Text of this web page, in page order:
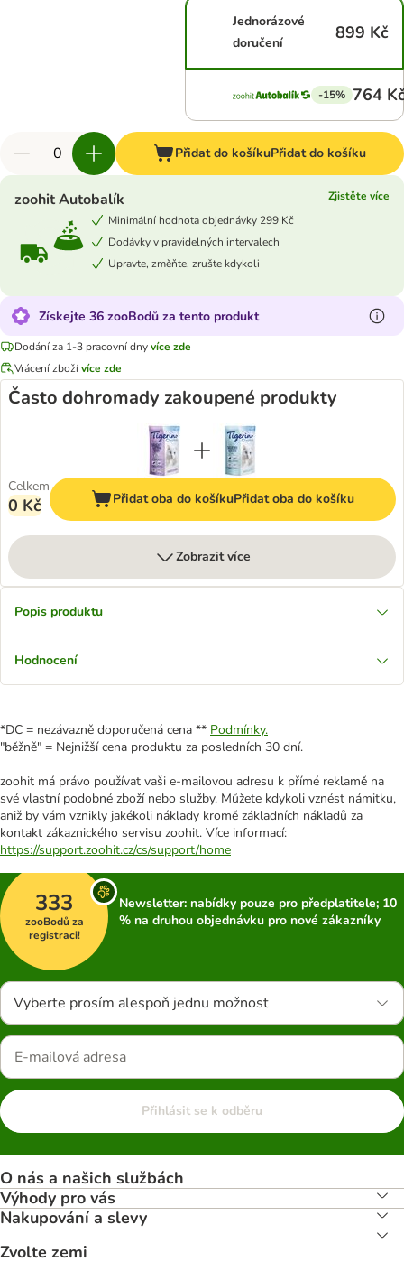
Jednorázové
doručení
899 Kč
-15% 764
Přidat do košíkuPřidat do košíku
zoohit Autobalík
Zjistěte více
Minimální hodnota objednávky 299 Kč
Dodávky v pravidelných intervalech
Upravte, změňte, zrušte kdykoli
Získejte 36 zooBodů za tento produkt
Dodání za 1-3 pracovní dnyvíce zde
Vrácení zbožívíce zde
Často dohromady zakoupené produkty
Celkem
0 Kč Přidat oba do košíkuPřidat oba do košíku
Zobrazit více
Popis produktu
Hodnocení
*DC = nezávazně doporučená cena ** Podmínky.
"běžně" = Nejnižší cena produktu za posledních 30 dní.
zoohit má právo používat vaši e-mailovou adresu k přímé reklamě na
své vlastní podobné zboží nebo služby. Můžete kdykoli vznést námitku,
aniž by vám vznikly jakékoli náklady kromě základních nákladů za
kontakt zákaznického servisu zoohit. Více informací:
https://support.zoohit.cz/cs/support/home
333
zooBodů za
registraci!
Newsletter: nabídky pouze pro předplatitele; 10
% na druhou objednávku pro nové zákazníky
Vyberte prosím alespoň jednu možnost
Přihlásit se k odběru
O nás a našich službách
Výhody pro vás
Nakupování a slevy
Zvolte zemi